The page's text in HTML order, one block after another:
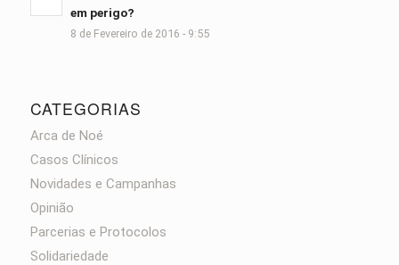
em perigo?
8 de Fevereiro de 2016 - 9:55
CATEGORIAS
Arca de Noé
Casos Clínicos
Novidades e Campanhas
Opinião
Parcerias e Protocolos
Solidariedade